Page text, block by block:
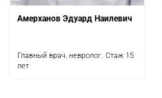
Амерханов Эдуард Наилевич
Главный врач, невролог. Стаж 15
лет